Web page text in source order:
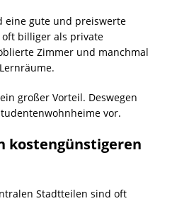
eine gute und preiswerte
billiger als private
Zimmer und manchmal
großer Vorteil. Deswegen
vor.
kostengünstigeren
Stadtteilen sind oft